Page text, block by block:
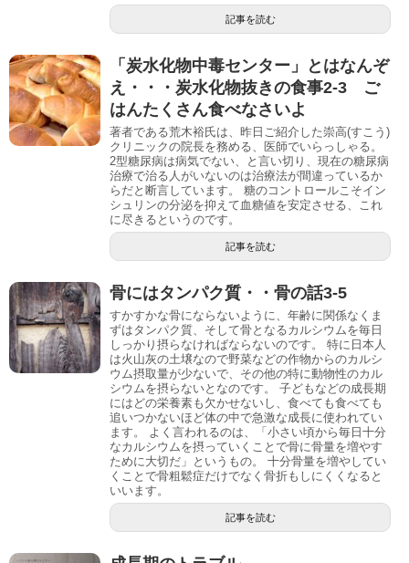
記事を読む
「炭水化物中毒センター」とはなんぞ
え・・・炭水化物抜きの食事2-3 ご
はんたくさん食べなさいよ
著者である荒木裕氏は、昨日ご紹介した崇高(すこう)
クリニックの院長を務める、医師でいらっしゃる。
2型糖尿病は病気でない、と言い切り、現在の糖尿病
治療で治る人がいないのは治療法が間違っているか
らだと断言しています。 糖のコントロールこそイン
シュリンの分泌を抑えて血糖値を安定させる、これ
に尽きるというのです。
記事を読む
骨にはタンパク質・・骨の話3-5
すかすかな骨にならないように、年齢に関係なくま
ずはタンパク質、そして骨となるカルシウムを毎日
しっかり摂らなければならないのです。 特に日本人
は火山灰の土壌なので野菜などの作物からのカルシ
ウム摂取量が少ないで、その他の特に動物性のカル
シウムを摂らないとなのです。 子どもなどの成長期
にはどの栄養素も欠かせないし、食べても食べても
追いつかないほど体の中で急激な成長に使われてい
ます。 よく言われるのは、「小さい頃から毎日十分
なカルシウムを摂っていくことで骨に骨量を増やす
ために大切だ」というもの。 十分骨量を増やしてい
くことで骨粗鬆症だけでなく骨折もしにくくなると
いいます。
記事を読む